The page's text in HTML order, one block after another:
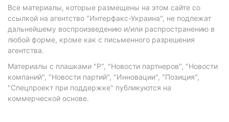
Все материалы, которые размещены на этом сайте со
ссылкой на агентство "Интерфакс-Украина", не подлежат
дальнейшему воспроизведению и/или распространению в
любой форме, кроме как с письменного разрешения
агентства.
Материалы с плашками "Р", "Новости партнеров", "Новости
компаний", "Новости партий", "Инновации", "Позиция",
"Спецпроект при поддержке" публикуются на
коммерческой основе.